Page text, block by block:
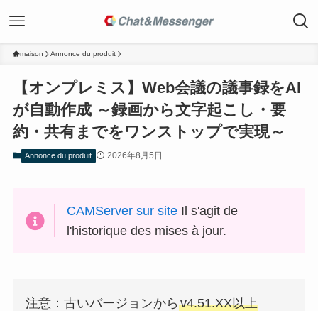
maison Annonce du produit
【オンプレミス】Web会議の議事録をAI
が自動作成 ～録画から文字起こし・要
約・共有までをワンストップで実現～
Annonce du produit 2026年8月5日
CAMServer sur site Il s'agit de
l'historique des mises à jour.
注意：古いバージョンから v4.51.XX以上